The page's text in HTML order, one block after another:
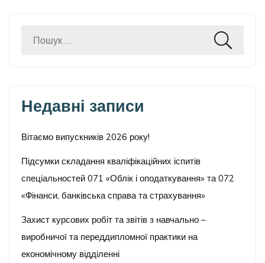
Пошук:
Недавні записи
Вітаємо випускників 2026 року!
Підсумки складання кваліфікаційних іспитів
спеціальностей 071 «Облік і оподаткування» та 072
«Фінанси, банківська справа та страхування»
Захист курсових робіт та звітів з навчально –
виробничої та переддипломної практики на
економічному відділенні